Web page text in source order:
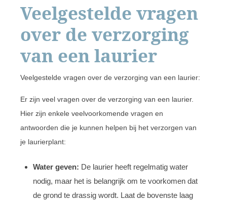
Veelgestelde vragen
over de verzorging
van een laurier
Veelgestelde vragen over de verzorging van een laurier:
Er zijn veel vragen over de verzorging van een laurier.
Hier zijn enkele veelvoorkomende vragen en
antwoorden die je kunnen helpen bij het verzorgen van
je laurierplant:
Water geven: De laurier heeft regelmatig water
nodig, maar het is belangrijk om te voorkomen dat
de grond te drassig wordt. Laat de bovenste laag